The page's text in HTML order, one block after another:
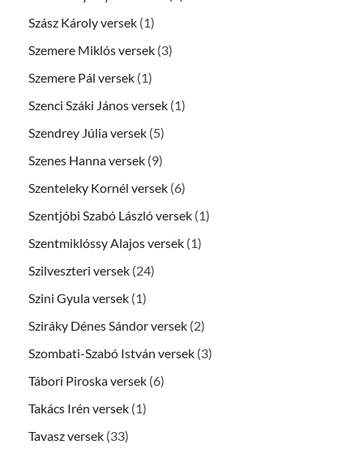
Szász Károly versek (1)
Szemere Miklós versek (3)
Szemere Pál versek (1)
Szenci Száki János versek (1)
Szendrey Júlia versek (5)
Szenes Hanna versek (9)
Szenteleky Kornél versek (6)
Szentjóbi Szabó László versek (1)
Szentmiklóssy Alajos versek (1)
Szilveszteri versek (24)
Szini Gyula versek (1)
Sziráky Dénes Sándor versek (2)
Szombati-Szabó István versek (3)
Tábori Piroska versek (6)
Takács Irén versek (1)
Tavasz versek (33)